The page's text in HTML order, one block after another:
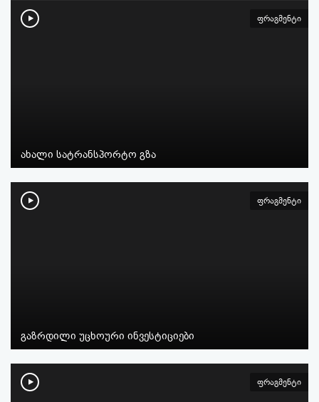
ფრაგმენტი
ახალი სატრანსპორტო გზა
ფრაგმენტი
გაზრდილი უცხოური ინვესტიციები
ფრაგმენტი